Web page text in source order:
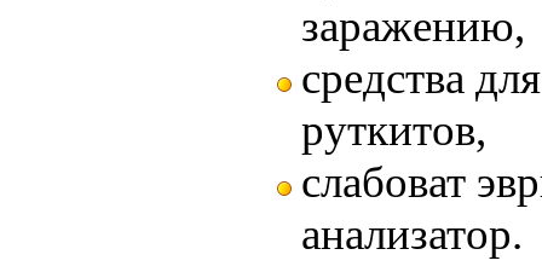
заражению,
средства
руткитов,
слабоват
анализатор.